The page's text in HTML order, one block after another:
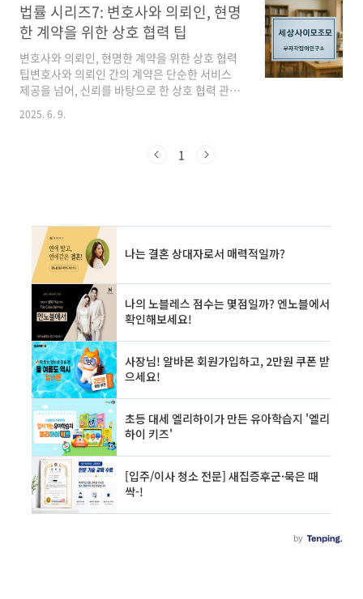
이 될 수 있고, 전문가인 변호사는 그 기준을 명확
히 알고 있습니다.1️⃣ “소송감인지 아닌지”는 어
디서 갈릴까?권리 침해가 명확한가?입증 가능한
증거가 있는가?실질적인 손해가 발생했는가?상
대방의 책임이 명확한가?이 기준을 통해 소송감
인지 아닌지를 판단합니다.2️⃣ 변호사의 판단은
왜 다른가요?변호사 상담은 감정이 아닌 법적 관
점으로 상황을 재구성합니다. 단순한 불쾌함도
법률 시리즈7: 변호사와 의뢰인, 현명
한 계약을 위한 상호 협력 팁
변호사와 의뢰인, 현명한 계약을 위한 상호 협력
팁변호사와 의뢰인 간의 계약은 단순한 서비스
제공을 넘어, 신뢰를 바탕으로 한 상호 협력 관계
입니다. 특히 소송처럼 민감한 문제에 직면했을
때는 더욱 그렇습니다. 구독자 여러분이 현명하
있도록, 계약 전반에 걸쳐 도움이 되는 팁을 알려
정을 원활하게 이끌어갈 수 있습니다.의뢰인의
역할:정확한 정보 제공: 사건과 관련된 모든 사실
과 증거를 숨김없이, 정확하게 변호사에게 전달
해야 합니다. 유리하든 불리하든 모든 정보를 공
유하는 것이 중요..
2025. 6. 9.
1